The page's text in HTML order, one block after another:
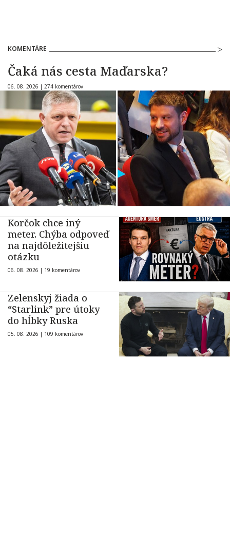
KOMENTÁRE
Čaká nás cesta Maďarska?
06. 08. 2026 | 274 komentárov
Korčok chce iný
meter. Chýba odpoveď
na najdôležitejšiu
otázku
06. 08. 2026 | 19 komentárov
Zelenskyj žiada o
“Starlink” pre útoky
do hĺbky Ruska
05. 08. 2026 | 109 komentárov